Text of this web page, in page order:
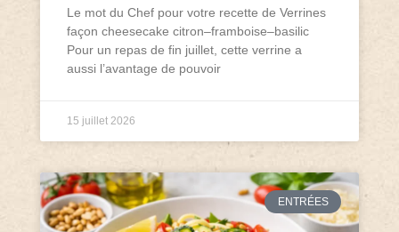
Le mot du Chef pour votre recette de Verrines
façon cheesecake citron–framboise–basilic
Pour un repas de fin juillet, cette verrine a
aussi l’avantage de pouvoir
15 juillet 2026
ENTRÉES